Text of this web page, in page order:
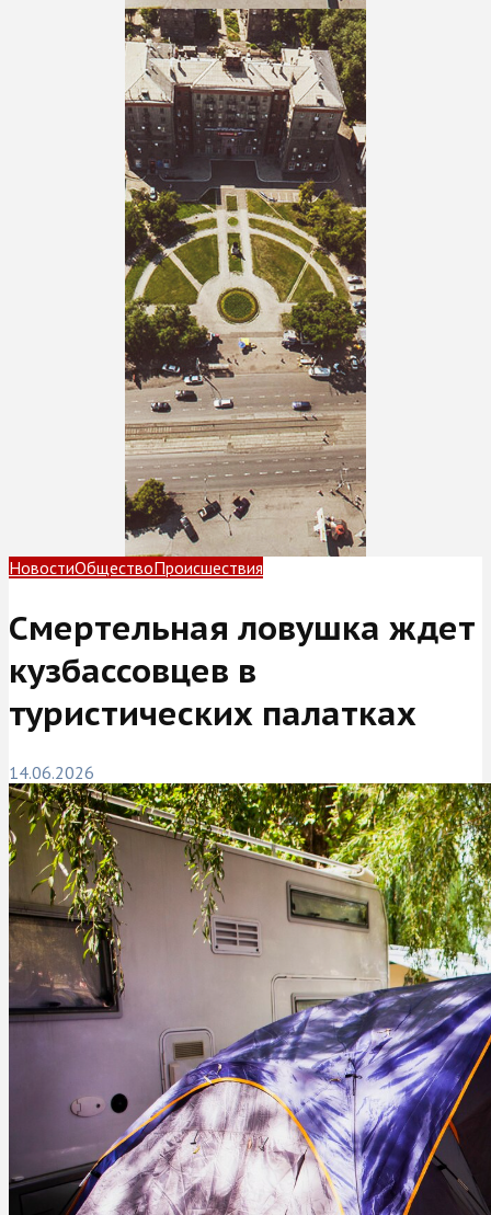
НовостиОбществоПроисшествия
Смертельная ловушка ждет
кузбассовцев в
туристических палатках
14.06.2026